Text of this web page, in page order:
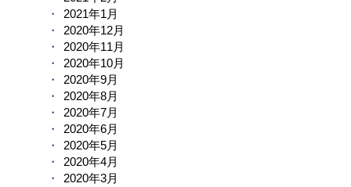
2021年1月
2020年12月
2020年11月
2020年10月
2020年9月
2020年8月
2020年7月
2020年6月
2020年5月
2020年4月
2020年3月